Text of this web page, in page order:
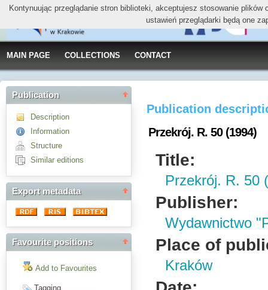
MAIN PAGE COLLECTIONS CONTACT
Publication
Description
Information
Structure
Similar editions
Export metadata
Favourite positions
Add to Favourites
Tagging
Publication
Przekrój. R. 50 (1994)
Title:
Przekrój. R. 50
Publisher:
Wydawnictwo
Place of
Kraków
Kontynuując przeglądanie stron biblioteki, akceptujesz stosowanie
ustawień przeglądarki będą one